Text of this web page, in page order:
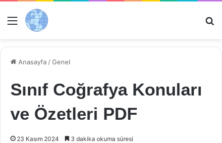
Menü
Anasayfa /Genel
Sınıf Coğrafya Konuları
ve Özetleri PDF
23 Kasım 2024 3 dakika okuma süresi